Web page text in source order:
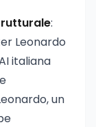
:
Leonardo
italiana
un